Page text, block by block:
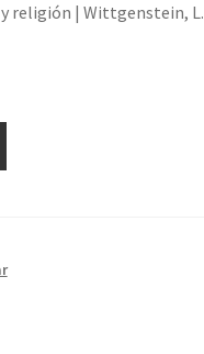
religión | Wittgenstein,